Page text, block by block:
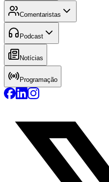
Comentaristas
Podcast
Notícias
Programação